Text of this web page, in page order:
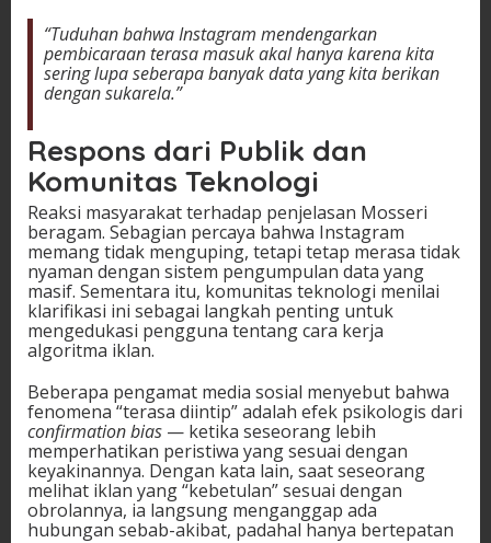
“Tuduhan bahwa Instagram mendengarkan
pembicaraan terasa masuk akal hanya karena kita
sering lupa seberapa banyak data yang kita berikan
dengan sukarela.”
Respons dari Publik dan
Komunitas Teknologi
Reaksi masyarakat terhadap penjelasan Mosseri
beragam. Sebagian percaya bahwa Instagram
memang tidak menguping, tetapi tetap merasa tidak
nyaman dengan sistem pengumpulan data yang
masif. Sementara itu, komunitas teknologi menilai
klarifikasi ini sebagai langkah penting untuk
mengedukasi pengguna tentang cara kerja
algoritma iklan.
Beberapa pengamat media sosial menyebut bahwa
fenomena “terasa diintip” adalah efek psikologis dari
confirmation bias — ketika seseorang lebih
memperhatikan peristiwa yang sesuai dengan
keyakinannya. Dengan kata lain, saat seseorang
melihat iklan yang “kebetulan” sesuai dengan
obrolannya, ia langsung menganggap ada
hubungan sebab-akibat, padahal hanya bertepatan